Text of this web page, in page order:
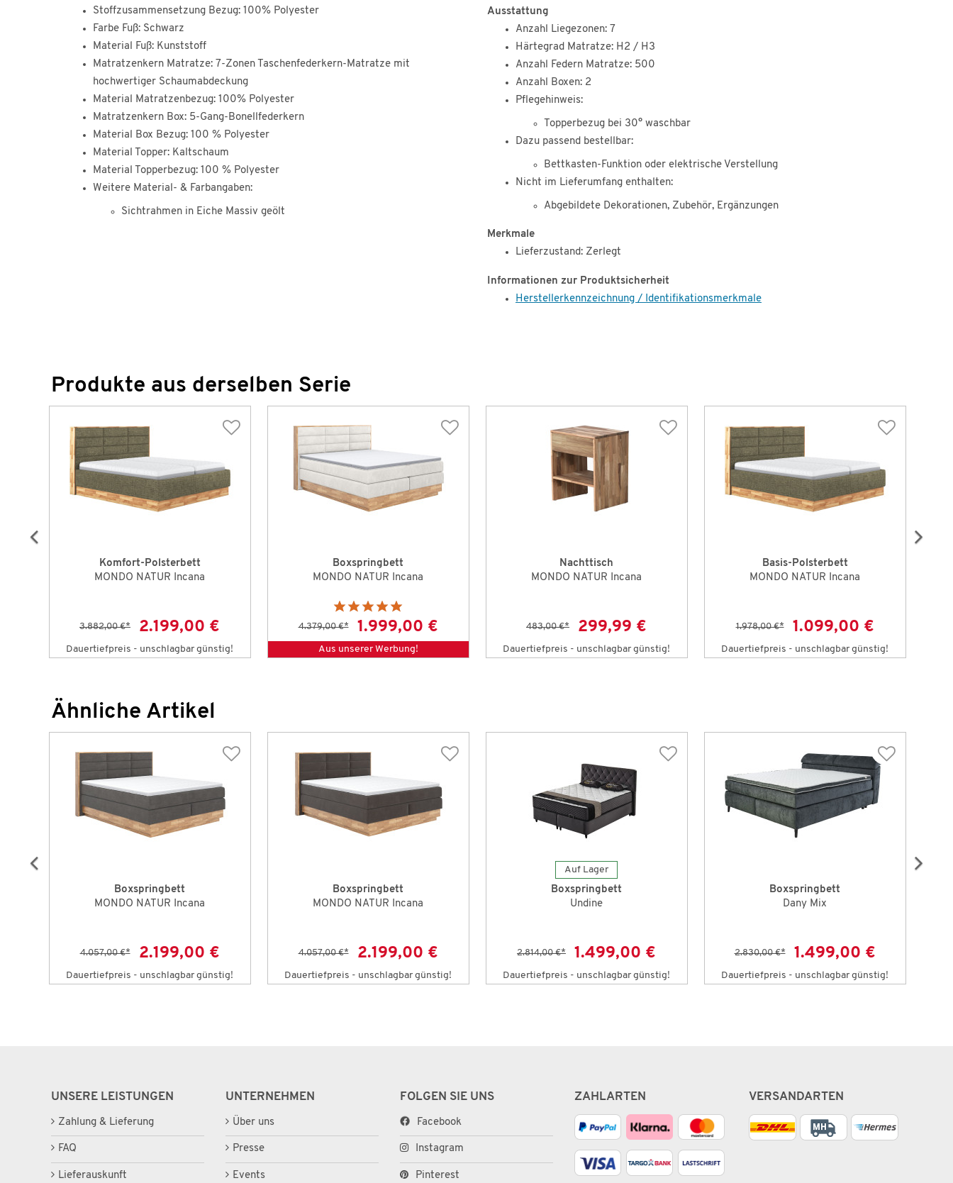
Stoffzusammensetzung Bezug: 100% Polyester
Farbe Fuß: Schwarz
Material Fuß: Kunststoff
Matratzenkern Matratze: 7-Zonen Taschenfederkern-Matratze mit
hochwertiger Schaumabdeckung
Material Matratzenbezug: 100% Polyester
Matratzenkern Box: 5-Gang-Bonellfederkern
Material Box Bezug: 100 % Polyester
Material Topper: Kaltschaum
Material Topperbezug: 100 % Polyester
Weitere Material- & Farbangaben:
Sichtrahmen in Eiche Massiv geölt
Ausstattung
Anzahl Liegezonen: 7
Härtegrad Matratze: H2 / H3
Anzahl Federn Matratze: 500
Anzahl Boxen: 2
Pflegehinweis:
Topperbezug bei 30° waschbar
Dazu passend bestellbar:
Bettkasten-Funktion oder elektrische Verstellung
Nicht im Lieferumfang enthalten:
Abgebildete Dekorationen, Zubehör, Ergänzungen
Merkmale
Lieferzustand: Zerlegt
Informationen zur Produktsicherheit
Herstellerkennzeichnung / Identifikationsmerkmale
Produkte aus derselben Serie
Komfort-Polsterbett
MONDO NATUR Incana
3.882,00 €* 2.199,00 €
Dauertiefpreis - unschlagbar günstig!
Boxspringbett
MONDO NATUR Incana
4.379,00 €* 1.999,00 €
Aus unserer Werbung!
Nachttisch
MONDO NATUR Incana
483,00 €* 299,99 €
Dauertiefpreis - unschlagbar günstig!
Basis-Polsterbett
MONDO NATUR Incana
1.978,00 €* 1.099,00 €
Dauertiefpreis - unschlagbar günstig!
Ähnliche Artikel
Boxspringbett
MONDO NATUR Incana
4.057,00 €* 2.199,00 €
Dauertiefpreis - unschlagbar günstig!
Boxspringbett
MONDO NATUR Incana
4.057,00 €* 2.199,00 €
Dauertiefpreis - unschlagbar günstig!
Auf Lager
Boxspringbett
Undine
2.814,00 €* 1.499,00 €
Dauertiefpreis - unschlagbar günstig!
Boxspringbett
Dany Mix
2.830,00 €* 1.499,00 €
Dauertiefpreis - unschlagbar günstig!
UNSERE LEISTUNGEN
Zahlung & Lieferung
FAQ
Lieferauskunft
UNTERNEHMEN
Über uns
Presse
Events
FOLGEN SIE UNS
Facebook
Instagram
Pinterest
ZAHLARTEN VERSANDARTEN